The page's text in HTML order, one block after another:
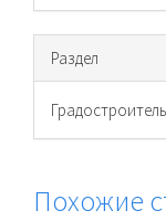
Раздел
Похожие